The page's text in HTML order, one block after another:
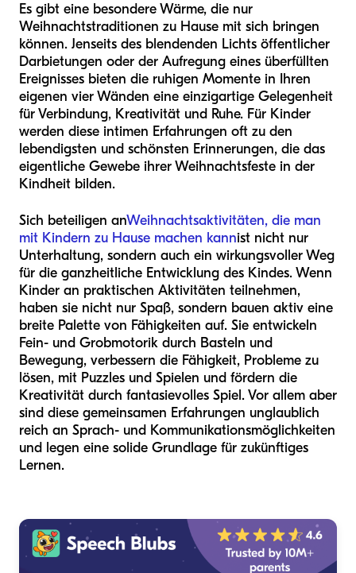
Es gibt eine besondere Wärme, die nur
Weihnachtstraditionen zu Hause mit sich bringen
können. Jenseits des blendenden Lichts öffentlicher
Darbietungen oder der Aufregung eines überfüllten
Ereignisses bieten die ruhigen Momente in Ihren
eigenen vier Wänden eine einzigartige Gelegenheit
für Verbindung, Kreativität und Ruhe. Für Kinder
werden diese intimen Erfahrungen oft zu den
lebendigsten und schönsten Erinnerungen, die das
eigentliche Gewebe ihrer Weihnachtsfeste in der
Kindheit bilden.
Sich beteiligen anWeihnachtsaktivitäten, die man
mit Kindern zu Hause machen kannist nicht nur
Unterhaltung, sondern auch ein wirkungsvoller Weg
für die ganzheitliche Entwicklung des Kindes. Wenn
Kinder an praktischen Aktivitäten teilnehmen,
haben sie nicht nur Spaß, sondern bauen aktiv eine
breite Palette von Fähigkeiten auf. Sie entwickeln
Fein- und Grobmotorik durch Basteln und
Bewegung, verbessern die Fähigkeit, Probleme zu
lösen, mit Puzzles und Spielen und fördern die
Kreativität durch fantasievolles Spiel. Vor allem aber
sind diese gemeinsamen Erfahrungen unglaublich
reich an Sprach- und Kommunikationsmöglichkeiten
und legen eine solide Grundlage für zukünftiges
Lernen.